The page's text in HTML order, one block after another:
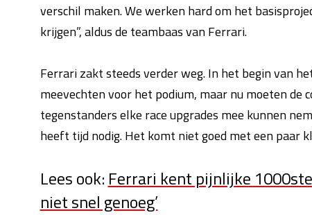
verschil maken. We werken hard om het
krijgen”, aldus de teambaas van Ferrari.
Ferrari zakt steeds verder weg. In het begin van
meevechten voor het podium, maar nu moeten de
tegenstanders elke race upgrades mee kunnen
heeft tijd nodig. Het komt niet goed met een paar
Lees ook: Ferrari kent pijnlijke
niet snel genoeg’